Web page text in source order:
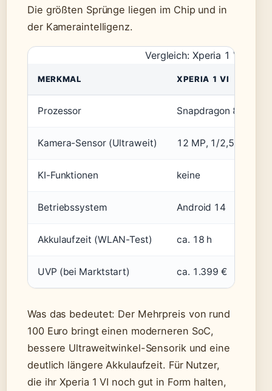
Die größten Sprünge liegen im Chip und in
der Kameraintelligenz.
Vergleich: Xperia 1 VI vs.
MERKMAL XPERIA 1 VI
Prozessor Snapdragon 8 Gen 3
Kamera-Sensor (Ultraweit) 12 MP, 1/2,5 Zoll
KI-Funktionen keine
Betriebssystem Android 14
Akkulaufzeit (WLAN-Test) ca. 18 h
UVP (bei Marktstart) ca. 1.399 €
Was das bedeutet: Der Mehrpreis von rund
100 Euro bringt einen moderneren SoC,
bessere Ultraweitwinkel-Sensorik und eine
deutlich längere Akkulaufzeit. Für Nutzer,
die ihr Xperia 1 VI noch gut in Form halten,